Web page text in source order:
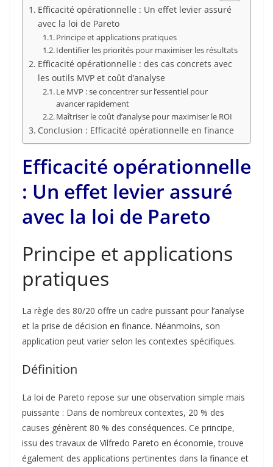
Efficacité opérationnelle : Un effet levier assuré
avec la loi de Pareto
Principe et applications pratiques
Identifier les priorités pour maximiser les résultats
Efficacité opérationnelle : des cas concrets avec
les outils MVP et coût d’analyse
Le MVP : se concentrer sur l’essentiel pour
avancer rapidement
Maîtriser le coût d’analyse pour maximiser le ROI
Conclusion : Efficacité opérationnelle en finance
Efficacité opérationnelle
: Un effet levier assuré
avec la loi de Pareto
Principe et applications
pratiques
La règle des 80/20 offre un cadre puissant pour l’analyse
et la prise de décision en finance. Néanmoins, son
application peut varier selon les contextes spécifiques.
Définition
La loi de Pareto repose sur une observation simple mais
puissante : Dans de nombreux contextes, 20 % des
causes génèrent 80 % des conséquences. Ce principe,
issu des travaux de Vilfredo Pareto en économie, trouve
également des applications pertinentes dans la finance et